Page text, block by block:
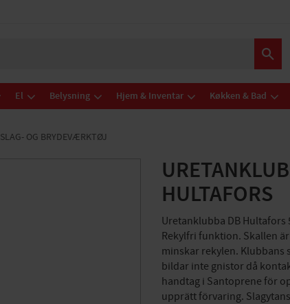
El Belysning Hjem & Inventar Køkken & Bad
SLAG- OG BRYDEVÆRKTØJ
HULTAFORS
Uretanklubba DB Hultafors
Rekylfri funktion. Skallen
minskar rekylen. Klubbans
bildar inte gnistor då
handtag i Santoprene för
upprätt förvaring.